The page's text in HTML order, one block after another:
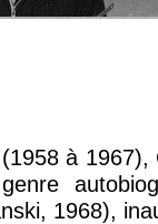
à 1967),
1968),